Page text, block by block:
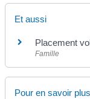
Et aussi
Placement
Famille
Pour en savoir plus